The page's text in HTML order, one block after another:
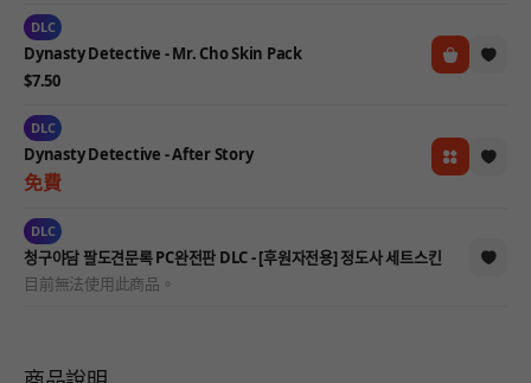
DLC
Dynasty Detective - Mr. Cho Skin Pack
$7.50
DLC
Dynasty Detective - After Story
免費
DLC
청구야담 팔도견문록 PC완전판 DLC - [후원자전용] 정도사 세트스킨
目前無法使用此商品。